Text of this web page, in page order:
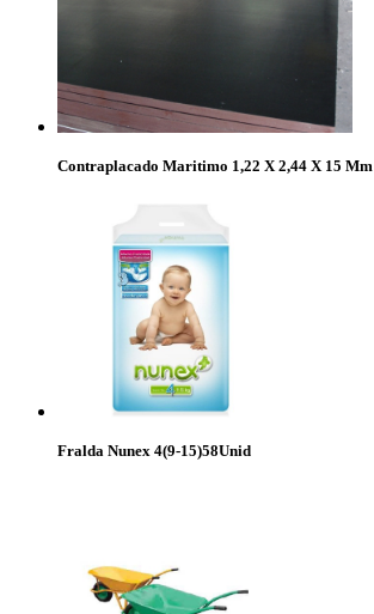
Contraplacado Maritimo 1,22 X 2,44 X 15 Mm
Fralda Nunex 4(9-15)58Unid